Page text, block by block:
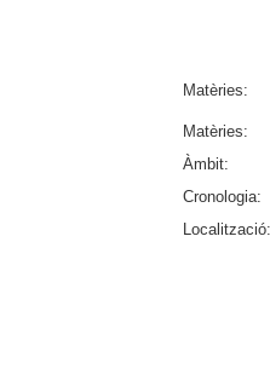
Matèries:
Matèries:
Àmbit:
Cronologia:
Localització: